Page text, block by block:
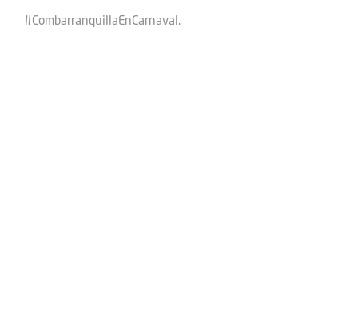
#CombarranquillaEnCarnaval.